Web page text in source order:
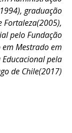
graduação
Fortaleza(2005),
pelo Fundação
Mestrado em
Educacional pela
de Chile(2017)